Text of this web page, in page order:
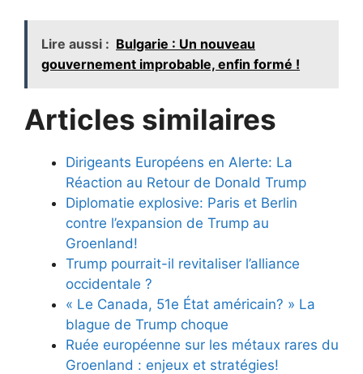
Lire aussi : Bulgarie : Un nouveau
gouvernement improbable, enfin formé !
Articles similaires
Dirigeants Européens en Alerte: La
Réaction au Retour de Donald Trump
Diplomatie explosive: Paris et Berlin
contre l’expansion de Trump au
Groenland!
Trump pourrait-il revitaliser l’alliance
occidentale ?
« Le Canada, 51e État américain? » La
blague de Trump choque
Ruée européenne sur les métaux rares du
Groenland : enjeux et stratégies!